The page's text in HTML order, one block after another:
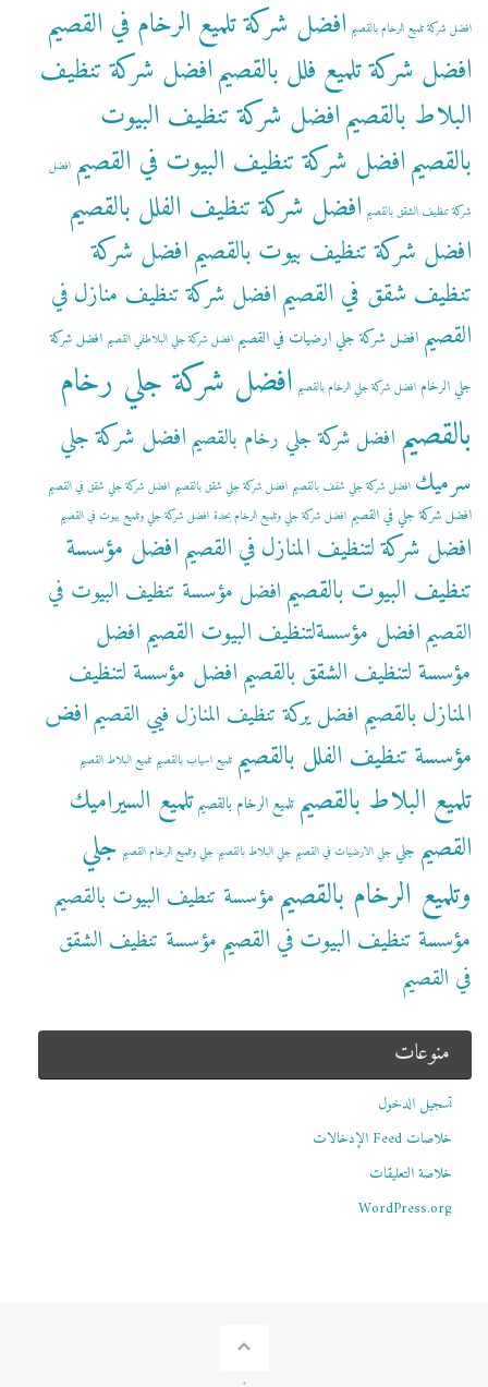
افضل شركة تلميع الرخام بالقصيم افضل شركة تلميع الرخام في القصيم
افضل شركة تلميع فلل بالقصيمافضل شركة تنظيف
البلاط بالقصيمافضل شركة تنظيف البيوت
بالقصيمافضل شركة تنظيف البيوت في القصيم افضل
شركة تنظيف الشقق بالقصيم افضل شركة تنظيف الفلل بالقصيم
افضل شركة تنظيف بيوت بالقصيمافضل شركة
تنظيف شقق في القصيمافضل شركة تنظيف منازل في
القصيم افضل شركة جلي ارضيات في القصيم افضل شركة جلي البلاطفي القصيم افضل شركة
جلي الرخام افضل شركة جلي الرخام بالقصيم افضل شركة جلي رخام
بالقصيم افضل شركة جلي رخام بالقصيمافضل شركة جلي
سرميك افضل شركة جلي شفف بالقصيم افضل شركة جلي شقق بالقصيم افضل شركة جلي شقق في القصيم
افضل شركة جلي في القصيم افضل شركة جلي وتلميع الرخام بحدة افضل شركة جلي وتلميع بيوت في القصيم
افضل شركة لتنظيف المنازل في القصيمافضل مؤسسة
تنظيف البيوت بالقصيمافضل مؤسسة تنظيف البيوت في
القصيمافضل مؤسسةلتنظيف البيوت القصيمافضل
مؤسسة لتنظيف الشقق بالقصيمافضل مؤسسة لتنظيف
المنازل بالقصيمافضل يركة تنظيف المنازل فيي القصيمافض
مؤسسة تنظيف الفلل بالقصيم تلميع اسياب بالقصيم تلميع البلاط القصيم
تلميع البلاط بالقصيم تلميع الرخام بالقصيمتلميع السيراميك
القصيم جلي جلي الارضيات في القصيم جلي البلاط بالقصيم جلي وتلميع الرخام القصيم جلي
وتلميع الرخام بالقصيممؤسسة تنطيف البيوت بالقصيم
مؤسسة تنظيف البيوت في القصيممؤسسة تنظيف الشقق
في القصيم
منوعات
تسجيل الدخول
خلاصات Feed الإدخالات
خلاصة التعليقات
WordPress.org
.